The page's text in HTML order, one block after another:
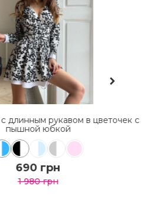
длинным рукавом в цветочек с
пышной юбкой
690 грн
1 980 грн